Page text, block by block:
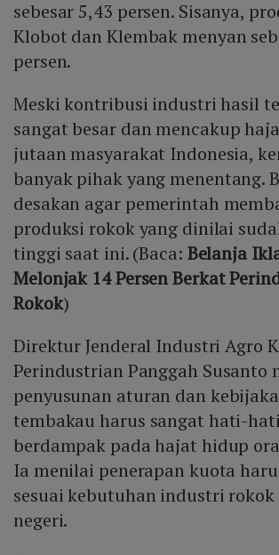
sebesar 5,43 persen. Sisanya,
Klobot dan Klembak menyan
persen.
Meski kontribusi industri hasil
sangat besar dan mencakup
jutaan masyarakat Indonesia,
banyak pihak yang menentang.
desakan agar pemerintah
produksi rokok yang dinilai
tinggi saat ini. (Baca: Belanja
Melonjak 14 Persen Berkat
Rokok)
Direktur Jenderal Industri Agro
Perindustrian Panggah Susanto
penyusunan aturan dan
tembakau harus sangat hati-
berdampak pada hajat hidup
Ia menilai penerapan kuota
sesuai kebutuhan industri rokok
negeri.